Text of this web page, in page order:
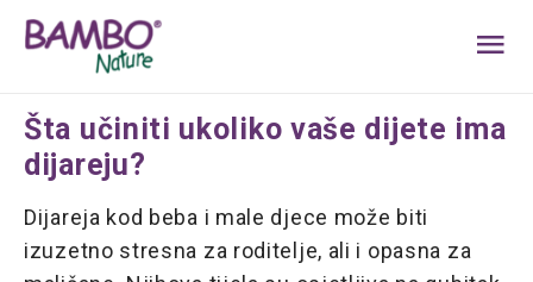
Šta učiniti ukoliko vaše dijete ima
dijareju?
Dijareja kod beba i male djece može biti
izuzetno stresna za roditelje, ali i opasna za